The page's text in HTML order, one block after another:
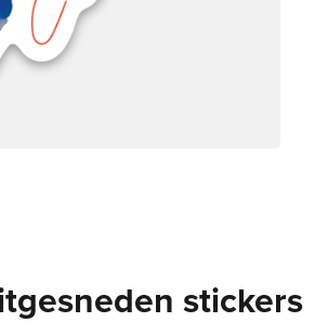
stickers